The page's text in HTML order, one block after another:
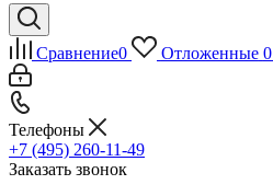
Сравнение0 Отложенные 0
Телефоны
+7 (495) 260-11-49
Заказать звонок